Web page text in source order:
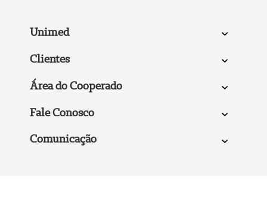
Unimed
Clientes
Área do Cooperado
Fale Conosco
Comunicação